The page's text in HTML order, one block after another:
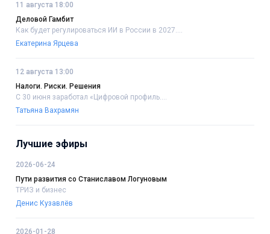
11 августа 18:00
Деловой Гамбит
Как будет регулироваться ИИ в России в 2027....
Екатерина Ярцева
12 августа 13:00
Налоги. Риски. Решения
С 30 июня заработал «Цифровой профиль....
Татьяна Вахрамян
Лучшие эфиры
2026-06-24
Пути развития со Станиславом Логуновым
ТРИЗ и бизнес
Денис Кузавлёв
2026-01-28